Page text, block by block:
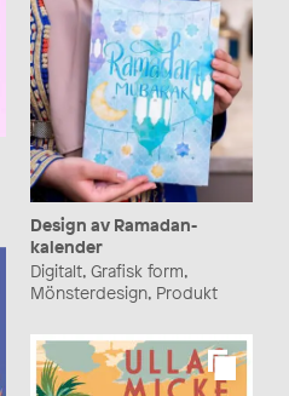
Design av Ramadan-
kalender
Digitalt, Grafisk form,
Mönsterdesign, Produkt